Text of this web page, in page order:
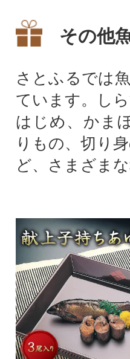
その他
さとふるでは
ています。し
はじめ、かま
りもの、切り
ど、さまざま